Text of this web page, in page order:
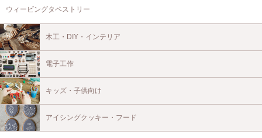
ウィービングタペストリー
木工・DIY・インテリア
電子工作
キッズ・子供向け
アイシングクッキー・フード